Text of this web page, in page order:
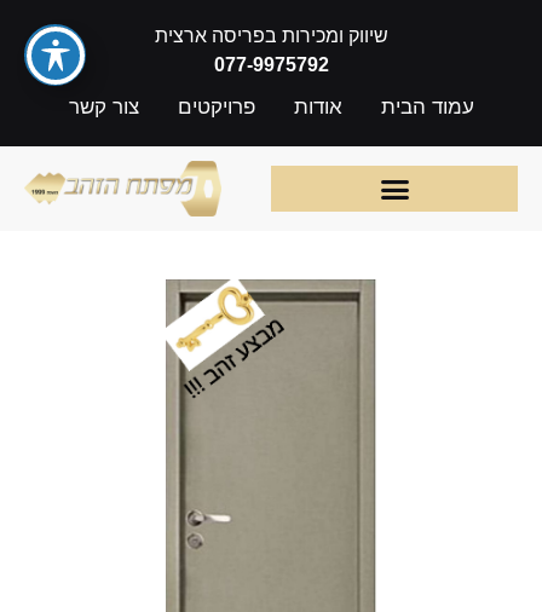
שיווק ומכירות בפריסה ארצית
077-9975792
עמוד הבית אודות פרויקטים צור קשר